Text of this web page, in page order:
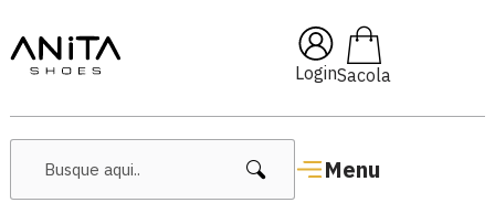
Login
Menu
🔥 Lançamentos Femininos